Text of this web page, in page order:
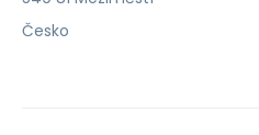
Česko